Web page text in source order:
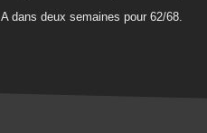
A dans deux semaines pour 62/68.